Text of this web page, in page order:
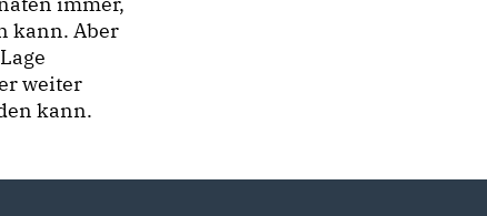
kann. Aber
weiter
kann.